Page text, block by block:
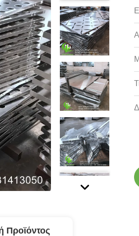
Προϊόντος